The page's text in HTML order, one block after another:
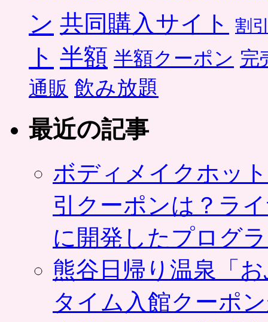
ン 共同購入サイト 割
ト 半額 半額クーポン 完
通販 飲み放題
最近の記事
ボディメイクホッ
引クーポンは？ラ
に開発したプログ
熊谷日帰り温泉「
タイム入館クーポ